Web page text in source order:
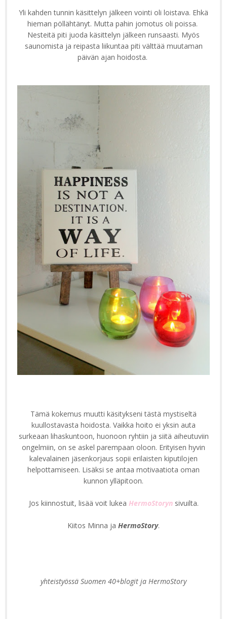
Yli kahden tunnin käsittelyn jälkeen vointi oli loistava. Ehkä
hieman pöllähtänyt. Mutta pahin jomotus oli poissa.
Nesteitä piti juoda käsittelyn jälkeen runsaasti. Myös
saunomista ja reipasta liikuntaa piti välttää muutaman
päivän ajan hoidosta.
Tämä kokemus muutti käsitykseni tästä mystiseltä
kuullostavasta hoidosta. Vaikka hoito ei yksin auta
surkeaan lihaskuntoon, huonoon ryhtiin ja siitä aiheutuviin
ongelmiin, on se askel parempaan oloon. Erityisen hyvin
kalevalainen jäsenkorjaus sopii erilaisten kiputilojen
helpottamiseen. Lisäksi se antaa motivaatiota oman
kunnon ylläpitoon.
Jos kiinnostuit, lisää voit lukea HermoStoryn sivuilta.
Kiitos Minna ja HermoStory.
yhteistyössä Suomen 40+blogit ja HermoStory